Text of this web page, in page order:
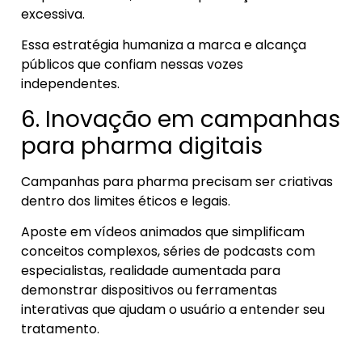
excessiva.
Essa estratégia humaniza a marca e alcança
públicos que confiam nessas vozes
independentes.
6. Inovação em campanhas
para pharma digitais
Campanhas para pharma precisam ser criativas
dentro dos limites éticos e legais.
Aposte em vídeos animados que simplificam
conceitos complexos, séries de podcasts com
especialistas, realidade aumentada para
demonstrar dispositivos ou ferramentas
interativas que ajudam o usuário a entender seu
tratamento.